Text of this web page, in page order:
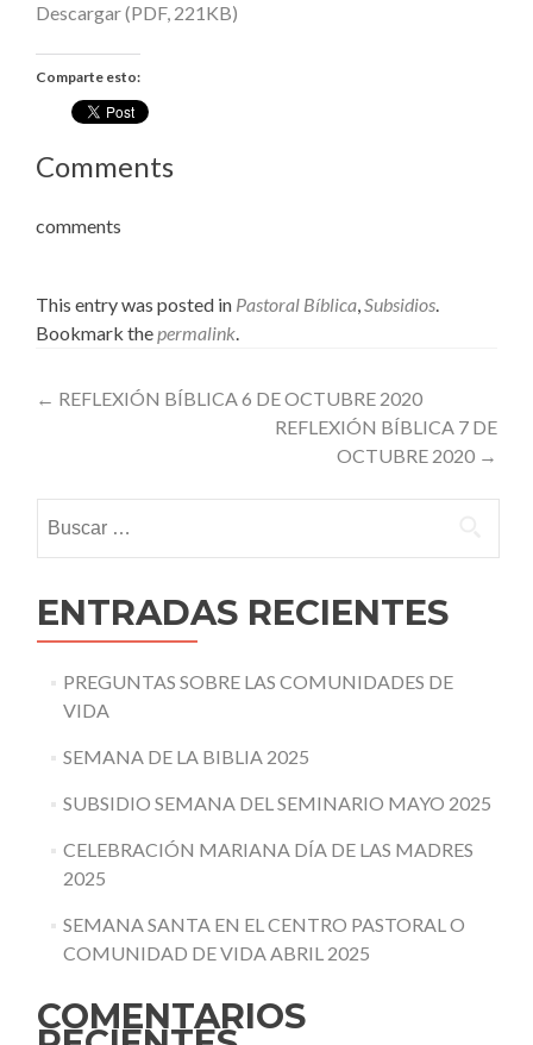
Descargar (PDF, 221KB)
Comparte esto:
Comments
comments
This entry was posted in Pastoral Bíblica,Subsidios.
Bookmark thepermalink.
Post
← REFLEXIÓN BÍBLICA 6 DE OCTUBRE 2020
REFLEXIÓN BÍBLICA 7 DE
OCTUBRE 2020 →
ENTRADAS RECIENTES
PREGUNTAS SOBRE LAS COMUNIDADES DE
VIDA
SEMANA DE LA BIBLIA 2025
SUBSIDIO SEMANA DEL SEMINARIO MAYO 2025
CELEBRACIÓN MARIANA DÍA DE LAS MADRES
2025
SEMANA SANTA EN EL CENTRO PASTORAL O
COMUNIDAD DE VIDA ABRIL 2025
COMENTARIOS